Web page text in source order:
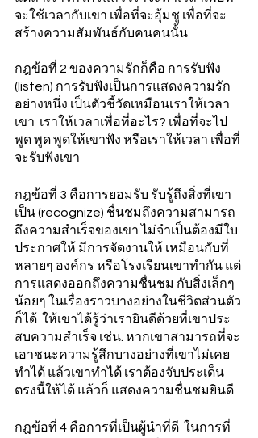
จะใช้เวลากับเขา เพื่อที่จะอุ้มชู เพื่อที่จะ
สร้างความสัมพันธ์กับคนคนนั้น
กฎข้อที่ 2 ของความรักก็คือ การรับฟัง
(listen) การรับฟังเป็นการแสดงความรัก
อย่างหนึ่ง เป็นตัวชี้วัดเหมือนเราให้เวลา
เขา  เราให้เวลาเพื่อที่อะไร? เพื่อที่จะไป
พูด พูด พูดให้เขาฟัง หรือเราให้เวลา เพื่อที่
จะรับฟังเขา
กฎข้อที่ 3 คือการยอมรับ รับรู้ถึงสิ่งที่เขา
เป็น (recognize) ชื่นชมถึงความสามารถ
ถึงความสําเร็จของเขา ไม่จำเป็นต้องมีใบ
ประกาศให้ มีการจัดงานให้ เหมือนกับที่
หลายๆ องค์กร หรือโรงเรียนเขาทํากัน แต่
การแสดงออกถึงความชื่นชม กับสิ่งเล็กๆ
น้อยๆ ในเรื่องราวบางอย่างในชีวิตส่วนตัว
ก็ได้  ให้เขาได้รู้ว่าเรายินดีด้วยที่เขาประ
สบความสําเร็จ เช่น. หากเขาสามารถที่จะ
เอาชนะความรู้สึกบางอย่างที่เขาไม่เคย
ทําได้ แล้วเขาทําได้ เราต้องจับประเด็น
ตรงนี้ให้ได้ แล้วก็ แสดงความชื่นชมยินดี
กฎข้อที่ 4 คือการที่เป็นผู้นําที่ดี  ในการที่